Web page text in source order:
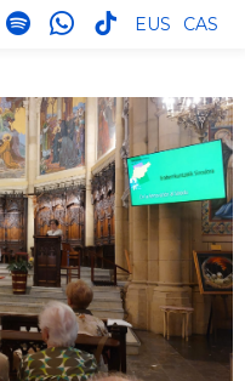
spotifywhatsapp
tik
EUS CAS